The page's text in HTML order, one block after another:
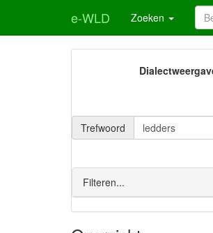
e-WLD Zoeken
Trefwoord
Filteren...